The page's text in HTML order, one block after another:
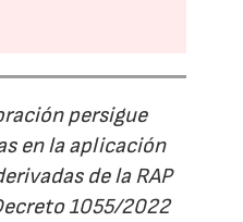
persigue
en la aplicación
de la RAP
1055/2022